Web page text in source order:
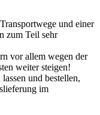
und einer
zum Teil sehr
vor allem wegen der
weiter steigen!
und bestellen,
im